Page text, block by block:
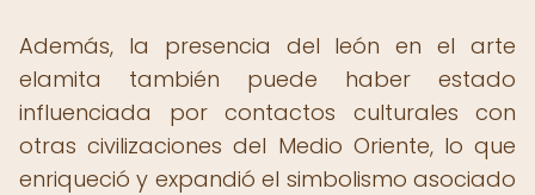
Además, la presencia del león en el arte
elamita también puede haber estado
influenciada por contactos culturales con
otras civilizaciones del Medio Oriente, lo que
enriqueció y expandió el simbolismo asociado